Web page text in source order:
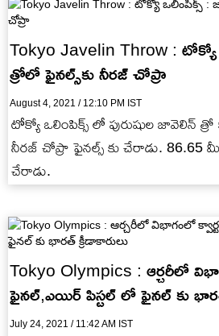
Tokyo Javelin Throw :
త్రోలో ఫైనల్స్‌కు నీరజ్‌ చోప్రా
August 4, 2021 / 12:10 PM IST
టోక్యో ఒలింపిక్స్ లో పురుషుల జావెలిన్
నీరజ్‌ చోప్రా ఫైనల్స్‌ కు చేరాడు. 86.65
చేరాడు.
Tokyo Olympics : ఆర్చ‌రీలో
ఫైన‌ల్‌,ఎయిర్ పిస్ట‌ల్ లో ఫైన‌ల్‌ కు
July 24, 2021 / 11:42 AM IST